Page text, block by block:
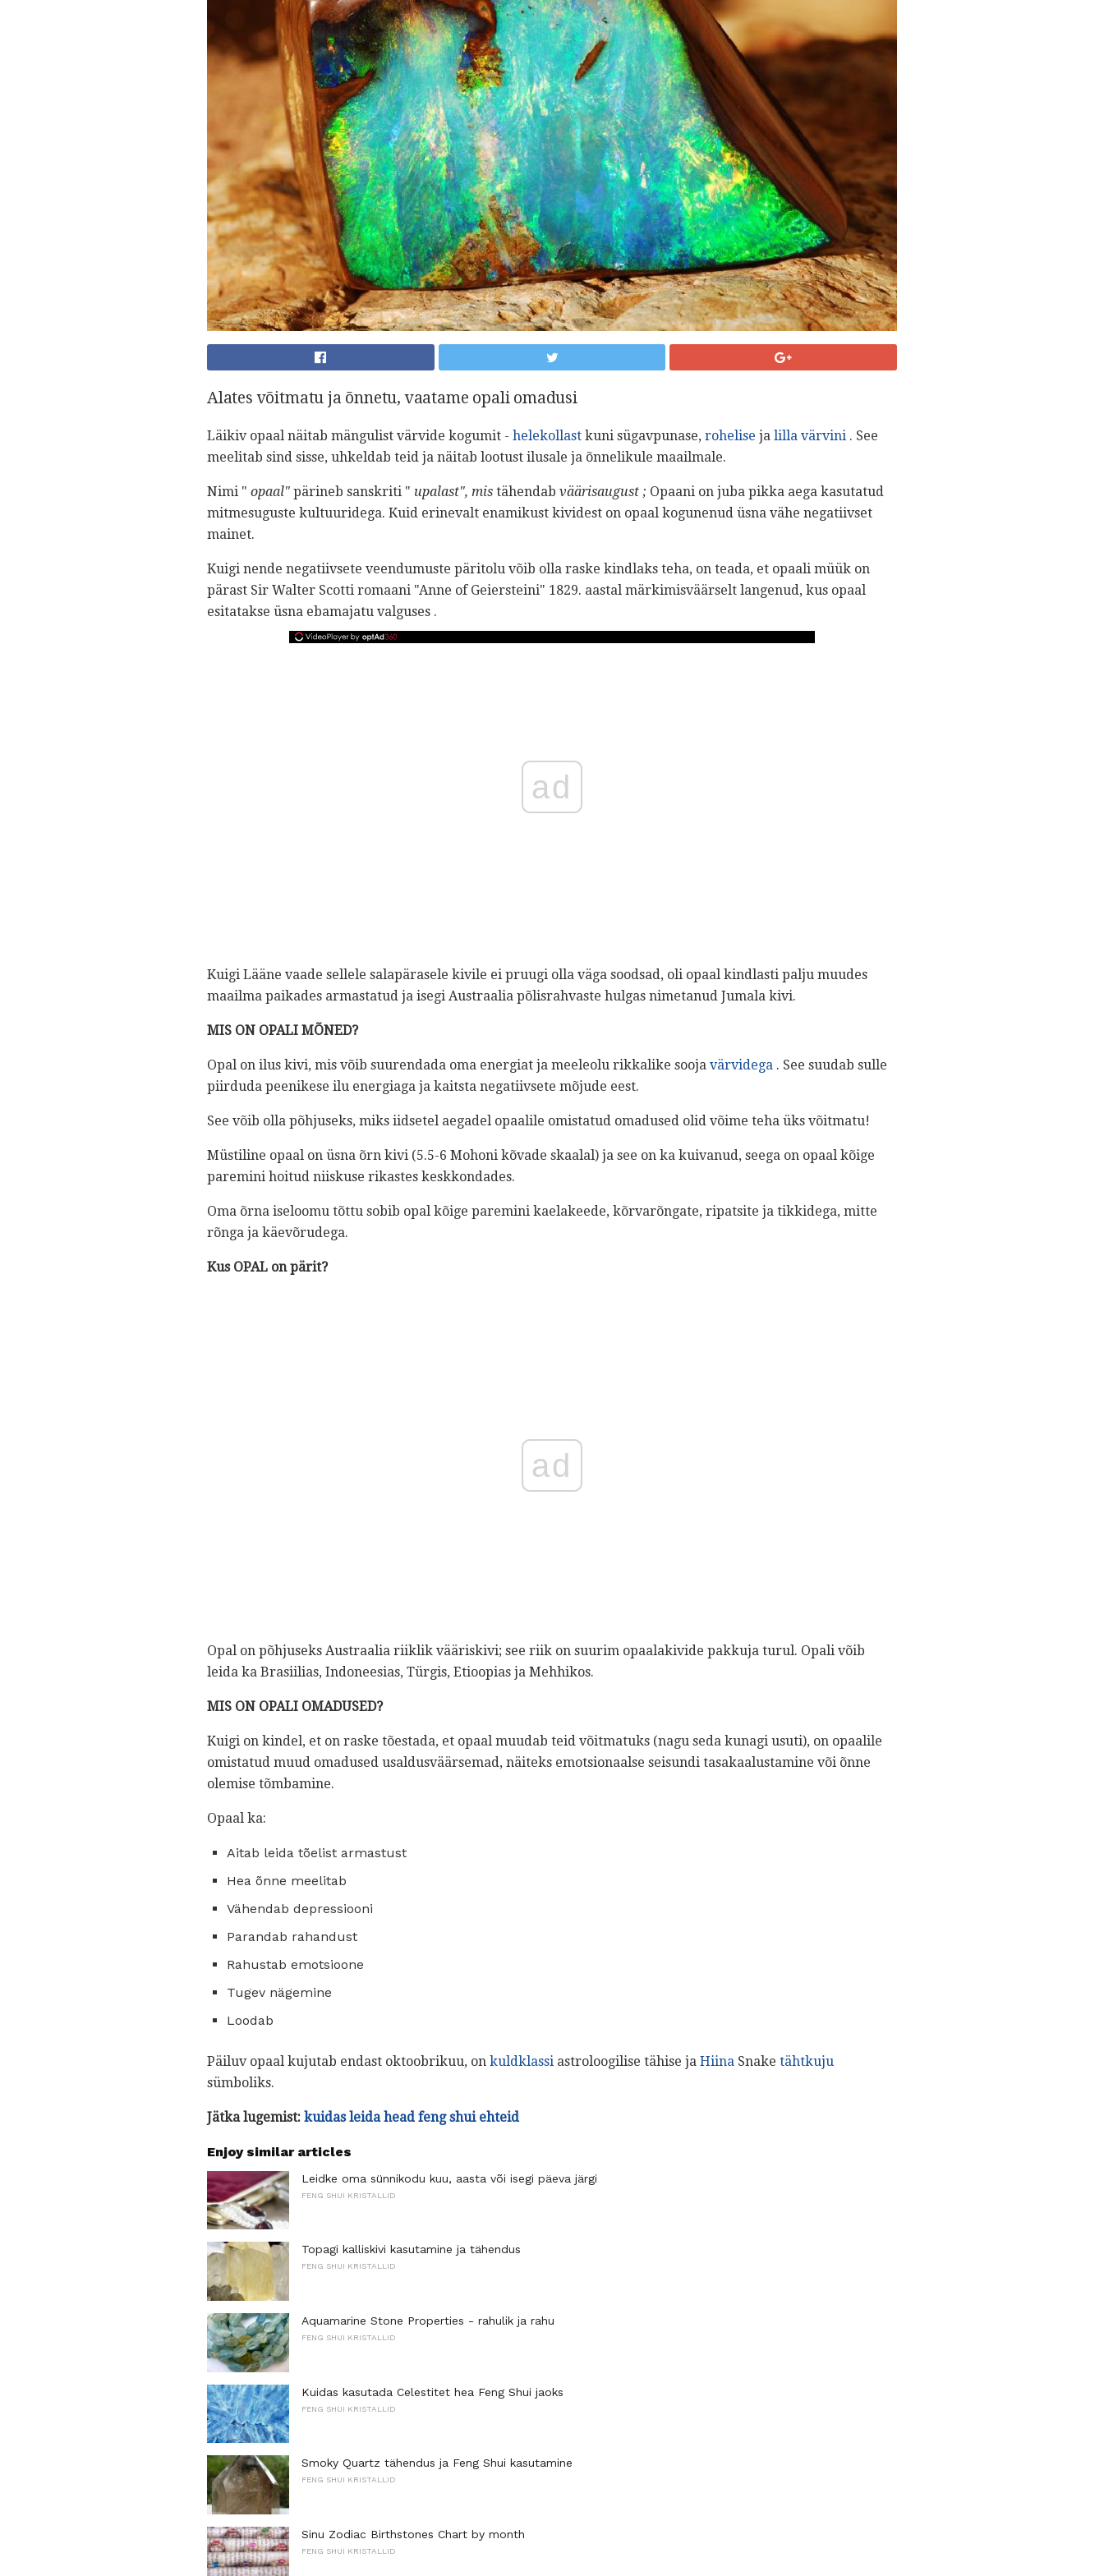
Alates võitmatu ja õnnetu, vaatame opali omadusi
Läikiv opaal näitab mängulist värvide kogumit - helekollast kuni sügavpunase, rohelise ja lilla värvini . See
meelitab sind sisse, uhkeldab teid ja näitab lootust ilusale ja õnnelikule maailmale.
Nimi " opaal" pärineb sanskriti " upalast", mis tähendab väärisaugust ; Opaani on juba pikka aega kasutatud
mitmesuguste kultuuridega. Kuid erinevalt enamikust kividest on opaal kogunenud üsna vähe negatiivset
mainet.
Kuigi nende negatiivsete veendumuste päritolu võib olla raske kindlaks teha, on teada, et opaali müük on
pärast Sir Walter Scotti romaani "Anne of Geiersteini" 1829. aastal märkimisväärselt langenud, kus opaal
esitatakse üsna ebamajatu valguses .
ad
Kuigi Lääne vaade sellele salapärasele kivile ei pruugi olla väga soodsad, oli opaal kindlasti palju muudes
maailma paikades armastatud ja isegi Austraalia põlisrahvaste hulgas nimetanud Jumala kivi.
MIS ON OPALI MÕNED?
Opal on ilus kivi, mis võib suurendada oma energiat ja meeleolu rikkalike sooja värvidega . See suudab sulle
piirduda peenikese ilu energiaga ja kaitsta negatiivsete mõjude eest.
See võib olla põhjuseks, miks iidsetel aegadel opaalile omistatud omadused olid võime teha üks võitmatu!
Müstiline opaal on üsna õrn kivi (5.5-6 Mohoni kõvade skaalal) ja see on ka kuivanud, seega on opaal kõige
paremini hoitud niiskuse rikastes keskkondades.
Oma õrna iseloomu tõttu sobib opal kõige paremini kaelakeede, kõrvarõngate, ripatsite ja tikkidega, mitte
rõnga ja käevõrudega.
Kus OPAL on pärit?
ad
Opal on põhjuseks Austraalia riiklik vääriskivi; see riik on suurim opaalakivide pakkuja turul. Opali võib
leida ka Brasiilias, Indoneesias, Türgis, Etioopias ja Mehhikos.
MIS ON OPALI OMADUSED?
Kuigi on kindel, et on raske tõestada, et opaal muudab teid võitmatuks (nagu seda kunagi usuti), on opaalile
omistatud muud omadused usaldusväärsemad, näiteks emotsionaalse seisundi tasakaalustamine või õnne
olemise tõmbamine.
Opaal ka:
Aitab leida tõelist armastust
Hea õnne meelitab
Vähendab depressiooni
Parandab rahandust
Rahustab emotsioone
Tugev nägemine
Loodab
Päiluv opaal kujutab endast oktoobrikuu, on kuldklassi astroloogilise tähise ja Hiina Snake tähtkuju
sümboliks.
Jätka lugemist: kuidas leida head feng shui ehteid
Enjoy similar articles
Leidke oma sünnikodu kuu, aasta või isegi päeva järgi
FENG SHUI KRISTALLID
Topagi kalliskivi kasutamine ja tähendus
FENG SHUI KRISTALLID
Aquamarine Stone Properties - rahulik ja rahu
FENG SHUI KRISTALLID
Kuidas kasutada Celestitet hea Feng Shui jaoks
FENG SHUI KRISTALLID
Smoky Quartz tähendus ja Feng Shui kasutamine
FENG SHUI KRISTALLID
Sinu Zodiac Birthstones Chart by month
FENG SHUI KRISTALLID